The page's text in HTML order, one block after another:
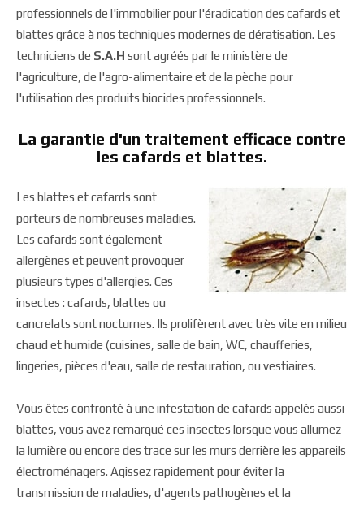
professionnels de l'immobilier pour l'éradication des cafards et
blattes grâce à nos techniques modernes de dératisation. Les
techniciens de S.A.H sont agréés par le ministère de
l'agriculture, de l'agro-alimentaire et de la pèche pour
l'utilisation des produits biocides professionnels.
La garantie d'un traitement efficace contre
les cafards et blattes.
Les blattes et cafards sont
porteurs de nombreuses maladies.
Les cafards sont également
allergènes et peuvent provoquer
plusieurs types d'allergies. Ces
insectes : cafards, blattes ou
cancrelats sont nocturnes. Ils prolifèrent avec très vite en milieu
chaud et humide (cuisines, salle de bain, WC, chaufferies,
lingeries, pièces d'eau, salle de restauration, ou vestiaires.
Vous êtes confronté à une infestation de cafards appelés aussi
blattes, vous avez remarqué ces insectes lorsque vous allumez
la lumière ou encore des trace sur les murs derrière les appareils
électroménagers. Agissez rapidement pour éviter la
transmission de maladies, d'agents pathogènes et la